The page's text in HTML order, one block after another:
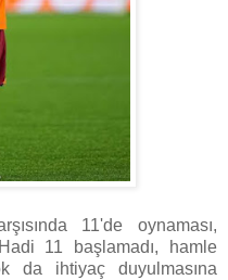
11'de oynaması,
Hadi 11 başlamadı, hamle
da ihtiyaç duyulmasına